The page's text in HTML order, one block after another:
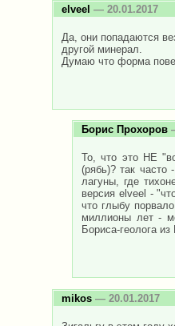
elveel — 20.01.2017
Да, они попадаются
другой минерал.
Думаю что форма
Борис Прохоров
То, что это НЕ
(рябь)? так часто
лагуны, где
версия elveel -
что глыбу
миллионы лет -
Бориса-геолога
mikos — 20.01.2017